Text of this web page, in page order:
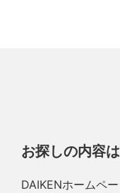
お探しの内容
DAIKENホームペ